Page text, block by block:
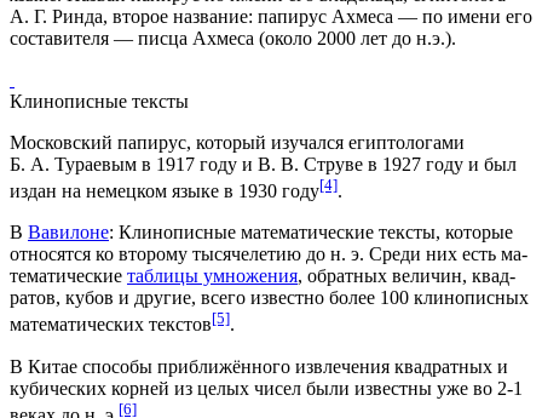
А. Г. Рин­да, второе название: па­пи­ру­с Ах­ме­са — по име­ни его
со­ста­ви­те­ля — пис­ца Ах­ме­са (около 2000 лет до н.э.).
Клинописные тексты
Мо­с­ков­ский папирус, который изу­чал­ся егип­то­ло­га­ми
Б. А. Ту­рае­вым в 1917 году и В. В. Стру­ве в 1927 году и был
издан на немецком язы­ке в 1930 году[4].
В Вавилоне: Клинописные математические тексты, которые
от­но­сят­ся ко второму тысячелетию до н. э. Среди них есть ма­
те­ма­тические таб­ли­цы ум­но­же­ния, об­рат­ных ве­ли­чин, квад­
ра­тов, ку­бов и другие, всего из­вест­но бо­лее 100 клинописных
математических текстов[5].
В Китае спо­со­бы при­бли­жён­но­го из­вле­че­ния квад­рат­ных и
ку­бических кор­ней из це­лых чи­сел бы­ли из­вест­ны уже во 2-1
[6]